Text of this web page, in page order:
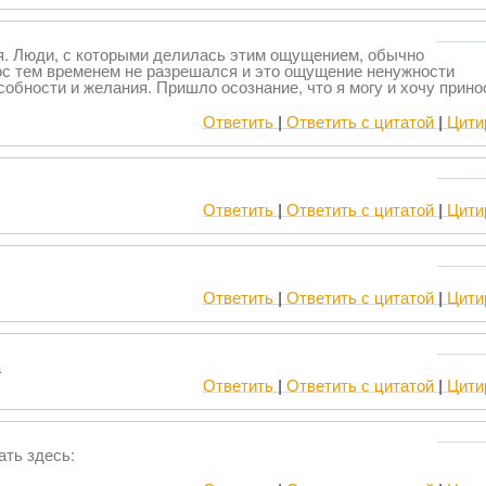
Люди, с которыми делилась этим ощущением, обычно
тем временем не разрешался и это ощущение ненужности
и желания. Пришло осознание, что я могу и хочу
Ответить| Ответить с цитатой|
Ответить| Ответить с цитатой|
Ответить| Ответить с цитатой|
Ответить| Ответить с цитатой|
здесь: